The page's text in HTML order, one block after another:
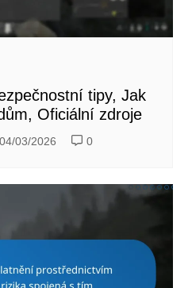
tipy, Jak
Oficiální zdroje
04/03/2026 0